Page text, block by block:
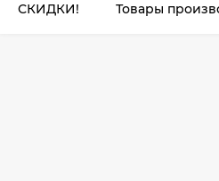
СКИДКИ! Товары